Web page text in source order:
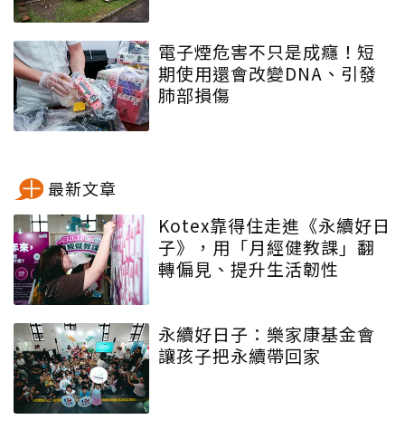
電子煙危害不只是成癮！短
期使用還會改變DNA、引發
肺部損傷
最新文章
Kotex靠得住走進《永續好日
子》，用「月經健教課」翻
轉偏見、提升生活韌性
永續好日子：樂家康基金會
讓孩子把永續帶回家